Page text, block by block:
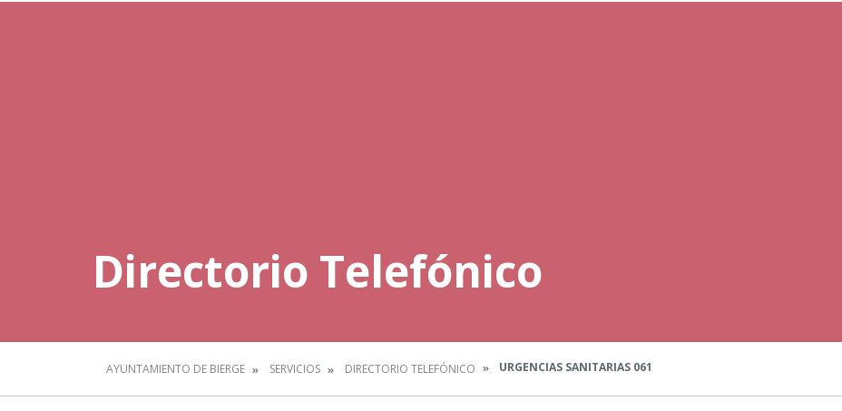
Directorio Telefónico
AYUNTAMIENTO DE BIERGE SERVICIOS DIRECTORIO TELEFÓNICO URGENCIAS SANITARIAS 061